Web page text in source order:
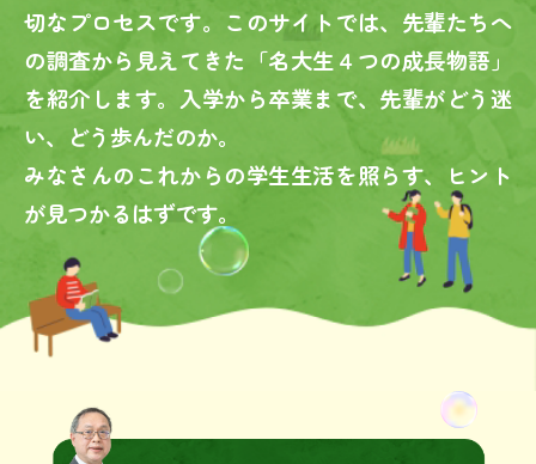
切なプロセスです。 このサイトでは、先輩たちへ
の調査から見えてきた「名大生４つの成長物語」
を紹介します。 入学から卒業まで、先輩がどう迷
い、どう歩んだのか。
みなさんのこれからの学生生活を照らす、ヒント
が見つかるはずです。